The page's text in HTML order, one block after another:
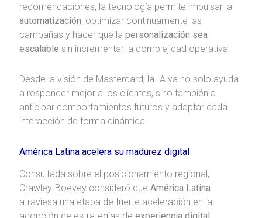
recomendaciones, la tecnología permite impulsar la
automatización, optimizar continuamente las
campañas y hacer que la personalización sea
escalable sin incrementar la complejidad operativa.
Desde la visión de Mastercard, la IA ya no solo ayuda
a responder mejor a los clientes, sino también a
anticipar comportamientos futuros y adaptar cada
interacción de forma dinámica.
América Latina acelera su madurez digital
Consultada sobre el posicionamiento regional,
Crawley-Boevey consideró que América Latina
atraviesa una etapa de fuerte aceleración en la